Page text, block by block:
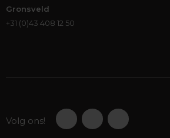
Gronsveld
+31 (0)43 408 12 50
Volg ons!